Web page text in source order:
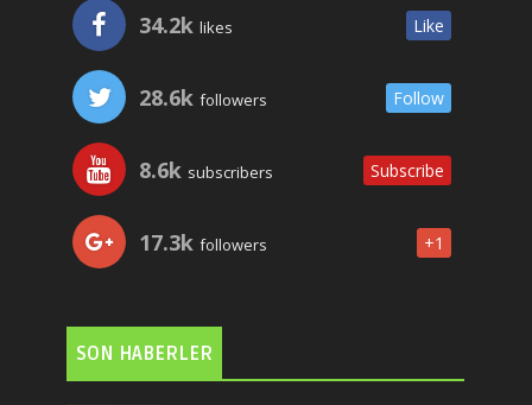
34.2k likes Like
28.6k followers Follow
8.6k subscribers Subscribe
17.3k followers +1
SON HABERLER